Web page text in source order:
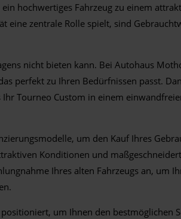
hochwertiges Fahrzeug zu einem
zentrale Rolle spielt, sind
nicht bieten kann. Bei Autohaus
perfekt zu Ihren Bedürfnissen passt.
Tourneo Custom in einem
um den Kauf Ihres
Konditionen und
Ihres alten Fahrzeugs an, um
um Ihnen den bestmöglichen